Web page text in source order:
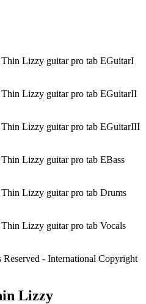
- International Copyright
Lizzy